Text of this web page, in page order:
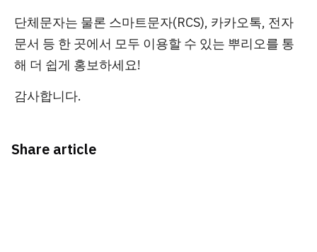
단체문자는 물론 스마트문자(RCS), 카카오톡, 전자
문서 등 한 곳에서 모두 이용할 수 있는 뿌리오를 통
해 더 쉽게 홍보하세요!
감사합니다.
Share article